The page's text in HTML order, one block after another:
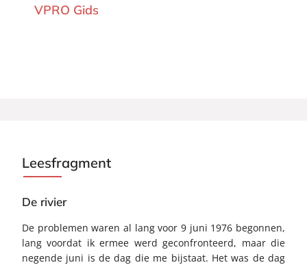
VPRO Gids
Leesfragment
De rivier
De problemen waren al lang voor 9 juni 1976 begonnen,
lang voordat ik ermee werd geconfronteerd, maar die
negende juni is de dag die me bijstaat. Het was de dag